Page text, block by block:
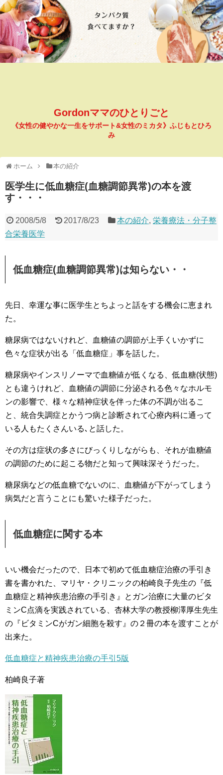
Gordonママのひとりごと
《女性の健やかな一生をサポート&女性のミカタ》ふじもとひろ
み
ホーム 本の紹介
医学生に低血糖症(血糖調節異常)の本を渡
す・・・
2008/5/8 2017/8/23 本の紹介,栄養療法・分子整
合栄養医学
低血糖症(血糖調節異常)は知らない・・
先日、幸運な事に医学生とちよっと話をする機会に恵まれ
た。
糖尿病ではないけれど、血糖値の調節が上手くいかずに
色々な症状が出る「低血糖症」事を話した。
糖尿病やインスリノーマで血糖値が低くなる、低血糖(状態)
とも違うけれど、血糖値の調節に分泌される色々なホルモ
ンの影響で、様々な精神症状を伴った体の不調が出るこ
と、統合失調症とかうつ病と診断されて心療内科に通って
いる人もたくさんいる､と話した。
その方は症状の多さにびっくりしながらも、それが血糖値
の調節のために起こる物だと知って興味深そうだった。
糖尿病などの低血糖でないのに、血糖値が下がってしまう
病気だと言うことにも驚いた様子だった。
低血糖症に関する本
いい機会だったので、日本で初めて低血糖症治療の手引き
書を書かれた、マリヤ・クリニックの柏崎良子先生の『低
血糖症と精神疾患治療の手引き』とガン治療に大量のビタ
ミンC点滴を実践されている、杏林大学の教授柳澤厚生先生
の『ビタミンCがガン細胞を殺す』の２冊の本を渡すことが
出来た。
低血糖症と精神疾患治療の手引5版
柏崎良子著